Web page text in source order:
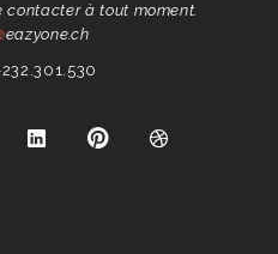
contacter à tout moment.
eazyone.ch